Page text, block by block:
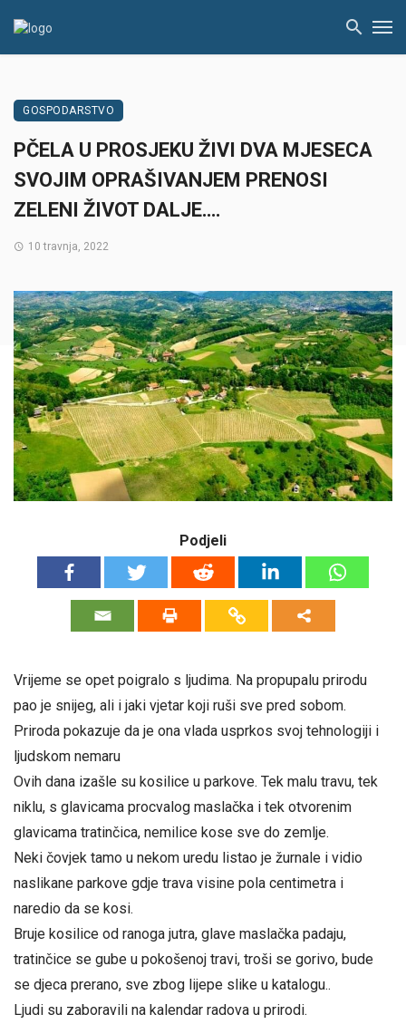
GOSPODARSTVO
PČELA U PROSJEKU ŽIVI DVA MJESECA
SVOJIM OPRAŠIVANJEM PRENOSI
ZELENI ŽIVOT DALJE….
10 travnja, 2022
Podjeli
Vrijeme se opet poigralo s ljudima. Na propupalu prirodu
pao je snijeg, ali i jaki vjetar koji ruši sve pred sobom.
Priroda pokazuje da je ona vlada usprkos svoj tehnologiji i
ljudskom nemaru
Ovih dana izašle su kosilice u parkove. Tek malu travu, tek
niklu, s glavicama procvalog maslačka i tek otvorenim
glavicama tratinčica, nemilice kose sve do zemlje.
Neki čovjek tamo u nekom uredu listao je žurnale i vidio
naslikane parkove gdje trava visine pola centimetra i
naredio da se kosi.
Bruje kosilice od ranoga jutra, glave maslačka padaju,
tratinčice se gube u pokošenoj travi, troši se gorivo, bude
se djeca prerano, sve zbog lijepe slike u katalogu..
Ljudi su zaboravili na kalendar radova u prirodi.